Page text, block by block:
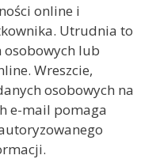
online i
Utrudnia to
lub
Wreszcie,
osobowych na
e-mail pomaga